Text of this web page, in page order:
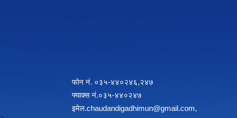
फोन नं. ०३५-४४०२४६,२४७
फ्याक्स नं.०३५-४४०२४७
इमेल.chaudandigadhimun@gmail.com,